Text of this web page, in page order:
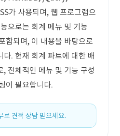
가 사용되며, 웹 프로그램으
으로는 회계 메뉴 및 기능
함되며, 이 내용을 바탕으로
다. 현재 회계 파트에 대한 배
, 전체적인 메뉴 및 기능 구성
이 필요합니다.
료 견적 상담 받으세요.